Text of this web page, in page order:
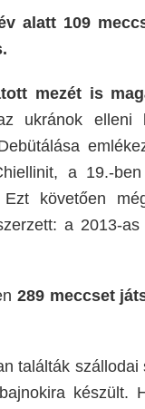
alatt 109
mezét is
ukránok elleni
a 19.-
követően
a 2013-
289 meccset
találták
készült.